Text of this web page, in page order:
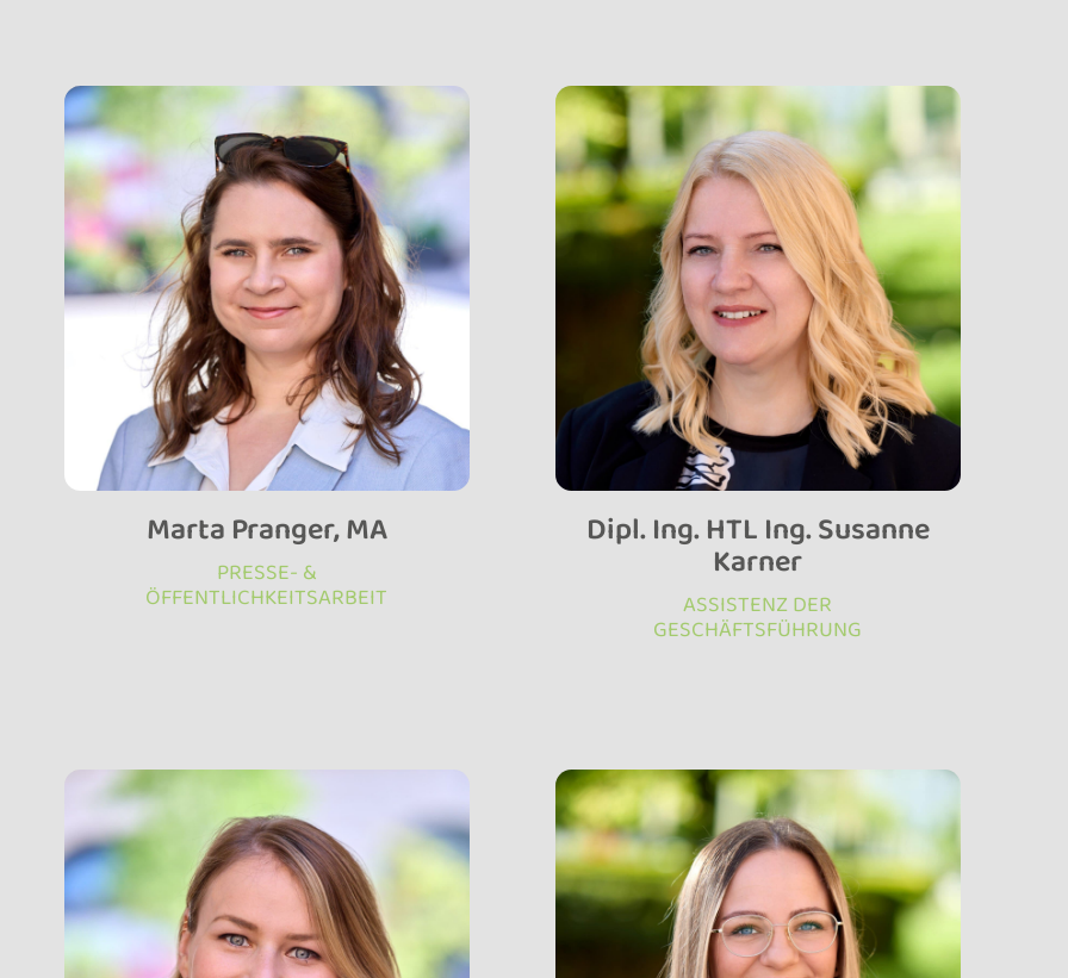
Marta Pranger, MA
PRESSE- &
ÖFFENTLICHKEITSARBEIT
Dipl. Ing. HTL Ing. Susanne
Karner
ASSISTENZ DER
GESCHÄFTSFÜHRUNG